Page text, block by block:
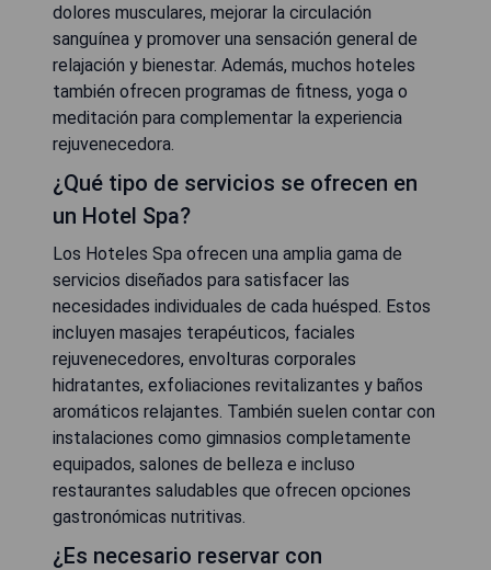
dolores musculares, mejorar la circulación
sanguínea y promover una sensación general de
relajación y bienestar. Además, muchos hoteles
también ofrecen programas de fitness, yoga o
meditación para complementar la experiencia
rejuvenecedora.
¿Qué tipo de servicios se ofrecen en
un Hotel Spa?
Los Hoteles Spa ofrecen una amplia gama de
servicios diseñados para satisfacer las
necesidades individuales de cada huésped. Estos
incluyen masajes terapéuticos, faciales
rejuvenecedores, envolturas corporales
hidratantes, exfoliaciones revitalizantes y baños
aromáticos relajantes. También suelen contar con
instalaciones como gimnasios completamente
equipados, salones de belleza e incluso
restaurantes saludables que ofrecen opciones
gastronómicas nutritivas.
¿Es necesario reservar con